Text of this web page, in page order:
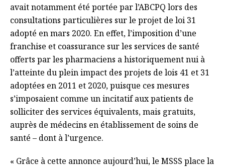
avait notamment été portée par l’ABCPQ lors des
consultations particulières sur le projet de loi 31
adopté en mars 2020. En effet, l’imposition d’une
franchise et coassurance sur les services de santé
offerts par les pharmaciens a historiquement nui à
l’atteinte du plein impact des projets de lois 41 et 31
adoptées en 2011 et 2020, puisque ces mesures
s’imposaient comme un incitatif aux patients de
solliciter des services équivalents, mais gratuits,
auprès de médecins en établissement de soins de
santé – dont à l’urgence.
« Grâce à cette annonce aujourd’hui, le MSSS place la